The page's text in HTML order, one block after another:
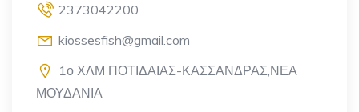
2373042200
kiossesfish@gmail.com
1ο ΧΛΜ ΠΟΤΙΔΑΙΑΣ-ΚΑΣΣΑΝΔΡΑΣ,ΝΕΑ
ΜΟΥΔΑΝΙΑ